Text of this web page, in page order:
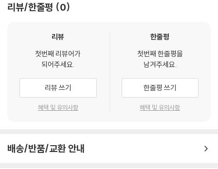
1) 불량으로 인한 교환/반품 요청 시에는 불량 확인을 위해 개봉 시의 동영
문의 바랍니다.
2) 사양 오인지, 오 구매, 변심 사유로의 반품은 제품 개봉 전에만 운임비
부담 후 처리 가능합니다.
3) 스틸북 한정판, 초회 한정판의 경우 제작 수량이 한정되어 있고, 택배
이동 과정에서의 손상이 발생하면, 재 판매가 어려우므로 신중한 구매 선
탁드립니다.
리뷰/한줄평 0
리뷰
첫번째 리뷰어가
되어주세요.
리뷰 쓰기
혜택 및 유의사항
한줄평
첫번째 한줄평을
남겨주세요.
한줄평 쓰기
혜택 및 유의사항
배송/반품/교환 안내